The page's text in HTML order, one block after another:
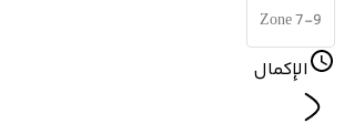
Zone 7-9
الإكمال